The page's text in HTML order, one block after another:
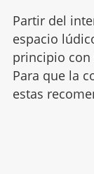
Partir del
espacio
principio con
Para que la
estas